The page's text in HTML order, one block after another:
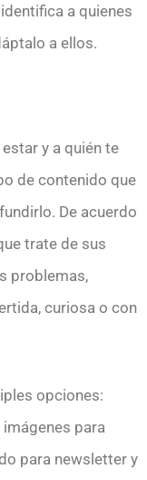
a quienes
a ellos.
y a quién te
de contenido que
De acuerdo
trate de sus
problemas,
curiosa o con
opciones:
para
para newsletter y